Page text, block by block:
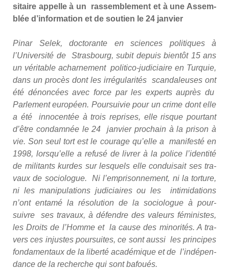
si­taire appelle à un ras­sem­ble­ment et à une Assem­
blée d’information et de sou­tien le 24 jan­vier
Pinar Selek, doc­to­rante en sciences poli­tiques à
l’Université de Stras­bourg, subit depuis bien­tôt 15 ans
un véri­table achar­ne­ment poli­ti­co-judi­ciaire en Tur­quie,
dans un pro­cès dont les irré­gu­la­ri­tés scan­da­leuses ont
été dénon­cées avec force par les experts auprès du
Par­le­ment euro­péen. Pour­sui­vie pour un crime dont elle
a été inno­cen­tée à trois reprises, elle risque pour­tant
d’être condam­née le 24 jan­vier pro­chain à la pri­son à
vie. Son seul tort est le cou­rage qu’elle a mani­fes­té en
1998, lorsqu’elle a refu­sé de livrer à la police l’identité
de mili­tants kurdes sur les­quels elle condui­sait ses tra­
vaux de socio­logue. Ni l’emprisonnement, ni la tor­ture,
ni les mani­pu­la­tions judi­ciaires ou les inti­mi­da­tions
n’ont enta­mé la réso­lu­tion de la socio­logue à pour­
suivre ses tra­vaux, à défendre des valeurs fémi­nistes,
les Droits de l’Homme et la cause des mino­ri­tés. A tra­
vers ces injustes pour­suites, ce sont aus­si les prin­cipes
fon­da­men­taux de la liber­té aca­dé­mique et de l’in­dé­pen­
dance de la recherche qui sont bafoués.